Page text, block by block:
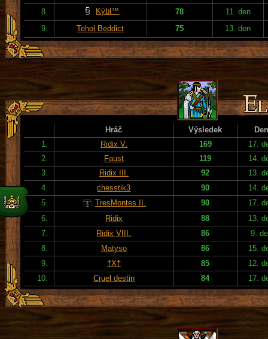
8.
Kýbl™ 78
11. den
9.
Tehol Beddict 75 13. den
Hráč Výsledek
Den
1.
Ridix V. 169
17.
2.
Faust 119
14.
3.
Ridix III. 92
13.
4.
chesstik3 90
14.
5.
TresMontes II. 90
17.
6.
Ridix 88
13.
7.
Ridix VIII. 86
9.
8.
Matyso 86
15.
9.
†X† 85
12.
10.
Cruel destin 84 17.